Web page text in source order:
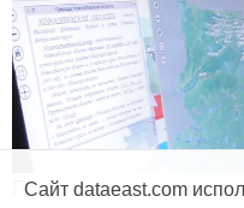
Продукты и услуги
Сайт dataeast.com